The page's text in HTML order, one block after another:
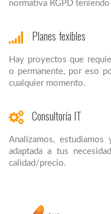
normativa RGPD
Planes fexibles
Hay proyectos que
o permanente, por eso
cualquier momento.
Consultoría IT
Analizamos,
adaptada a tus
calidad/precio.